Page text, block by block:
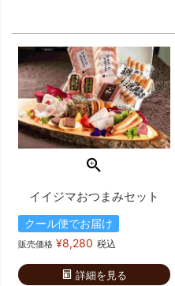
イイジマおつまみセット
クール便でお届け
販売価格 ¥8,280 税込
詳細を見る